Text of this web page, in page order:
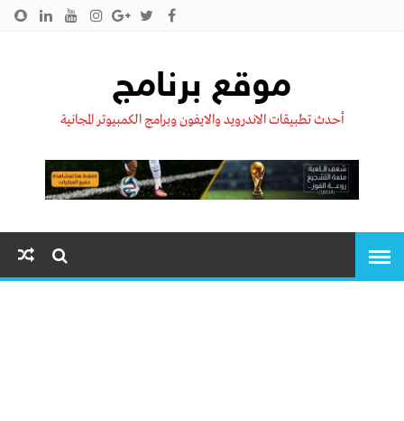
موقع برنامج
أحدث تطبيقات الاندرويد والايفون وبرامج الكمبيوتر المجانية